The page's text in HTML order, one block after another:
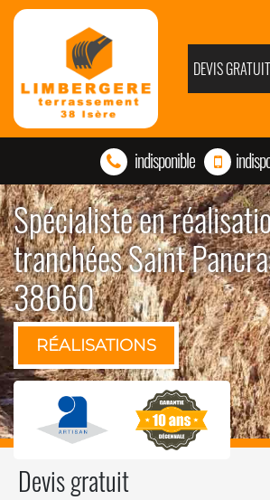
DEVIS GRATUIT
indisponible
Spécialiste en
tranchées Saint
38660
RÉALISATIONS
Devis gratuit